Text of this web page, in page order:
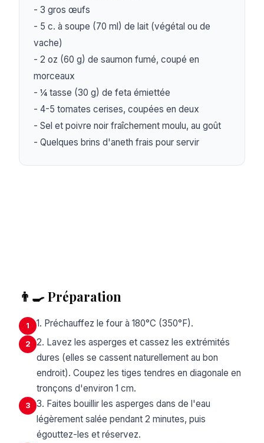
- 3 gros œufs
- 5 c. à soupe (70 ml) de lait (végétal ou de
vache)
- 2 oz (60 g) de saumon fumé, coupé en
morceaux
- ¼ tasse (30 g) de feta émiettée
- 4-5 tomates cerises, coupées en deux
- Sel et poivre noir fraîchement moulu, au goût
- Quelques brins d'aneth frais pour servir
👨‍🍳 Préparation
1 1. Préchauffez le four à 180°C (350°F).
2
2. Lavez les asperges et cassez les extrémités
dures (elles se cassent naturellement au bon
endroit). Coupez les tiges tendres en diagonale en
tronçons d'environ 1 cm.
3
3. Faites bouillir les asperges dans de l'eau
légèrement salée pendant 2 minutes, puis
égouttez-les et réservez.